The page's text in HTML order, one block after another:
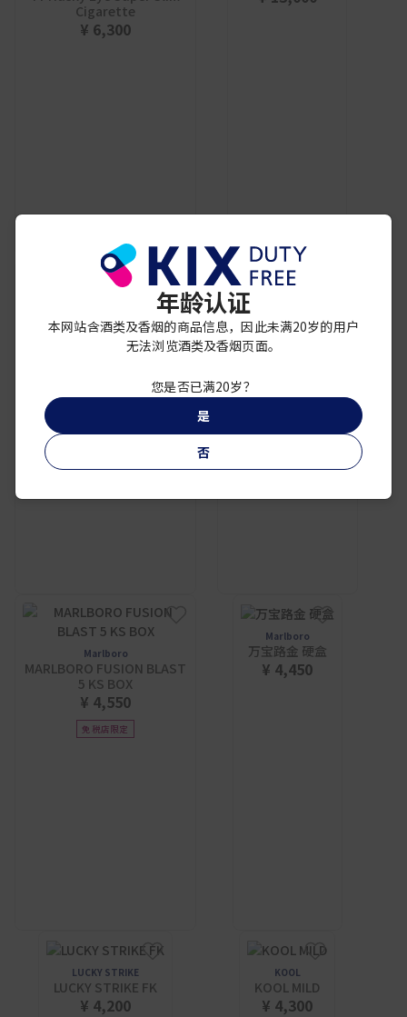
Cigarette
¥ 6,300
MARLBORO MENTHOL 8
BOX 400
万宝路 KS 硬盒 400
¥ 8,000
Marlboro
MARLBORO FUSION BLAST
5 KS BOX
¥ 4,550
免税店限定
Marlboro
万宝路金 硬盒
¥ 4,450
LUCKY STRIKE
LUCKY STRIKE FK
¥ 4,200
KOOL
KOOL MILD
¥ 4,300
年龄认证
本网站含酒类及香烟的商品信息，因此未满20岁的用户
无法浏览酒类及香烟页面。
您是否已满20岁？
是
否